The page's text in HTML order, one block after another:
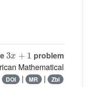
3x+1
problem
Mathematical
DOI | MR | Zbl